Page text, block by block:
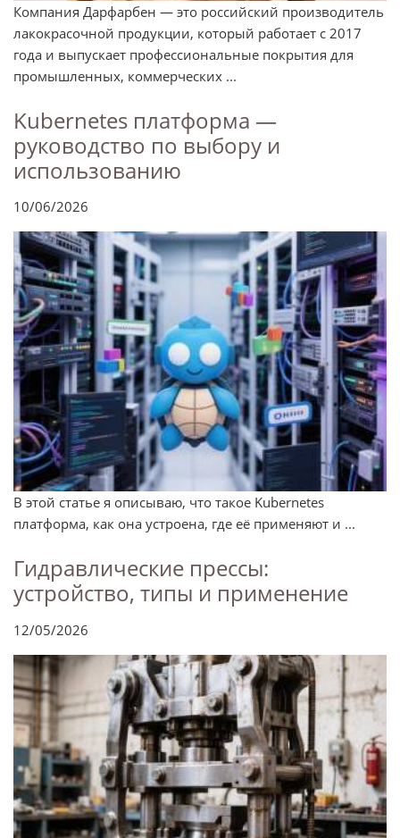
Компания Дарфарбен — это российский производитель
лакокрасочной продукции, который работает с 2017
года и выпускает профессиональные покрытия для
промышленных, коммерческих ...
Kubernetes платформа —
руководство по выбору и
использованию
10/06/2026
В этой статье я описываю, что такое Kubernetes
платформа, как она устроена, где её применяют и ...
Гидравлические прессы:
устройство, типы и применение
12/05/2026